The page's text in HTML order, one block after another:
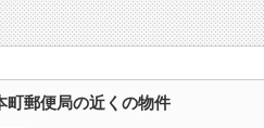
町郵便局の近くの物件